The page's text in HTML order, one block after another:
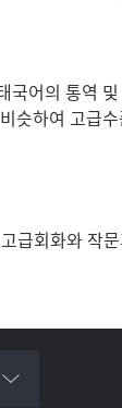
어의 통역
하여 고
회화와